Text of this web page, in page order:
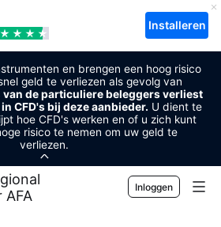
Installeren
en brengen een hoog risico
geld te verliezen als gevolg van
van de particuliere beleggers verliest
CFD's bij deze aanbieder. U dient te
hoe CFD's werken en of u zich kunt
risico te nemen om uw geld te
verliezen.
Sponsor
AFA
Inloggen